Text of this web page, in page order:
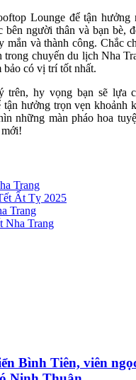
Lounge để tận hưởng
bên người thân và bạn bè,
mắn và thành công. Chắc
trong chuyến du lịch Nha
bảo có vị trí tốt nhất.
trên, hy vọng bạn sẽ lựa
hưởng trọn vẹn khoảnh
những màn pháo hoa
Trang
Ất Tỵ 2025
Trang
Nha Trang
Bình Tiên, viên